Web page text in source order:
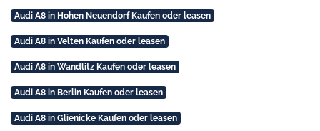
Audi A8 in Hohen Neuendorf Kaufen oder leasen
Audi A8 in Velten Kaufen oder leasen
Audi A8 in Wandlitz Kaufen oder leasen
Audi A8 in Berlin Kaufen oder leasen
Audi A8 in Glienicke Kaufen oder leasen